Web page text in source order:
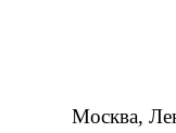
Москва,